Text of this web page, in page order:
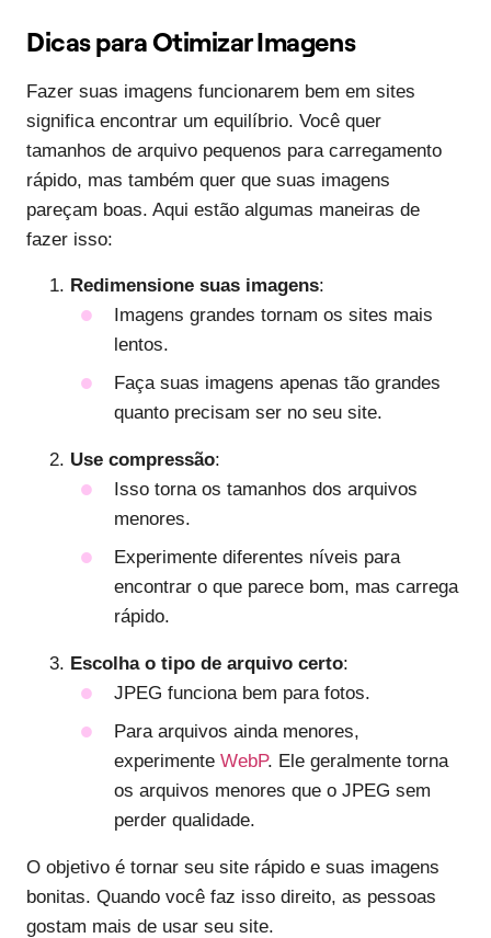
Dicas para Otimizar Imagens
Fazer suas imagens funcionarem bem em sites
significa encontrar um equilíbrio. Você quer
tamanhos de arquivo pequenos para carregamento
rápido, mas também quer que suas imagens
pareçam boas. Aqui estão algumas maneiras de
fazer isso:
Redimensione suas imagens:
Imagens grandes tornam os sites mais
lentos.
Faça suas imagens apenas tão grandes
quanto precisam ser no seu site.
Use compressão:
Isso torna os tamanhos dos arquivos
menores.
Experimente diferentes níveis para
encontrar o que parece bom, mas carrega
rápido.
Escolha o tipo de arquivo certo:
JPEG funciona bem para fotos.
Para arquivos ainda menores,
experimente WebP. Ele geralmente torna
os arquivos menores que o JPEG sem
perder qualidade.
O objetivo é tornar seu site rápido e suas imagens
bonitas. Quando você faz isso direito, as pessoas
gostam mais de usar seu site.